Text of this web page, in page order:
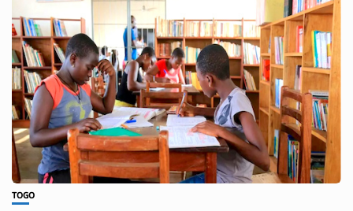
TOGO